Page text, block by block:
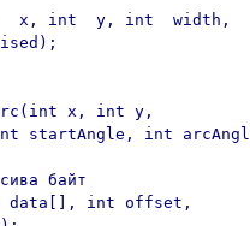
x, int  y, int  width,
x, int y,
startAngle, int
байт
data[], int offset,